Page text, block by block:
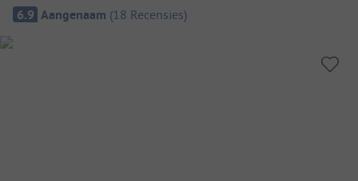
Camping overzicht
6.9 Aangenaam (18 Recensies)